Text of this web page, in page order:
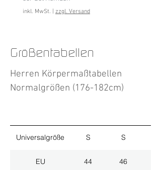
inkl. MwSt. zzgl. Versand
Größentabellen
Herren Körpermaßtabellen
Normalgrößen (176-182cm)
Universalgröße S S
EU 44 46